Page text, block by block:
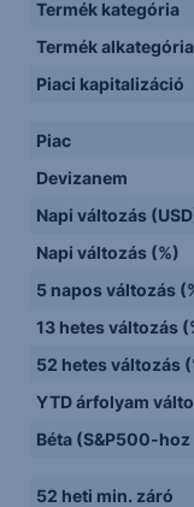
Termék kategória
Termék alkategória
Piaci kapitalizáció
Piac
Devizanem
Napi változás
Napi változás (%)
5 napos változás
13 hetes változás
52 hetes változás
YTD árfolyam
Béta (S&P500-
52 heti min. záró